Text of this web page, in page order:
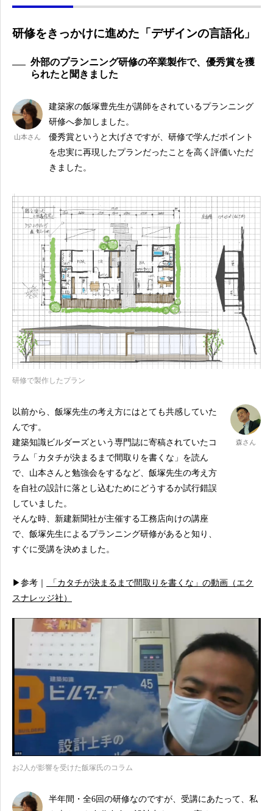
研修をきっかけに進めた「デザインの言語化」
外部のプランニング研修の卒業製作で、優秀賞を獲
られたと聞きました
山本さん
建築家の飯塚豊先生が講師をされているプランニング
研修へ参加しました。
優秀賞というと大げさですが、研修で学んだポイント
を忠実に再現したプランだったことを高く評価いただ
きました。
研修で製作したプラン
森さん
以前から、飯塚先生の考え方にはとても共感していた
んです。
建築知識ビルダーズという専門誌に寄稿されていたコ
ラム「カタチが決まるまで間取りを書くな」を読ん
で、山本さんと勉強会をするなど、飯塚先生の考え方
を自社の設計に落とし込むためにどうするか試行錯誤
していました。
そんな時、新建新聞社が主催する工務店向けの講座
で、飯塚先生によるプランニング研修があると知り、
すぐに受講を決めました。
▶参考｜
「カタチが決まるまで間取りを書くな」の動画（エク
スナレッジ社）
お2人が影響を受けた飯塚氏のコラム
半年間・全6回の研修なのですが、受講にあたって、私